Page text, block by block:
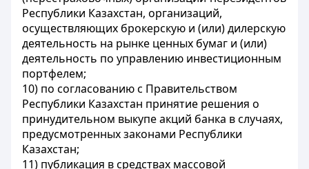
Республики Казахстан, организаций,
осуществляющих брокерскую и (или) дилерскую
деятельность на рынке ценных бумаг и (или)
деятельность по управлению инвестиционным
портфелем;
10) по согласованию с Правительством
Республики Казахстан принятие решения о
принудительном выкупе акций банка в случаях,
предусмотренных законами Республики
Казахстан;
11) публикация в средствах массовой